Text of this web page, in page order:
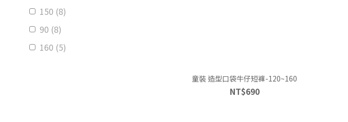
150 (8)
90 (8)
160 (5)
童裝 造型口袋牛仔短褲-120~160
NT$690